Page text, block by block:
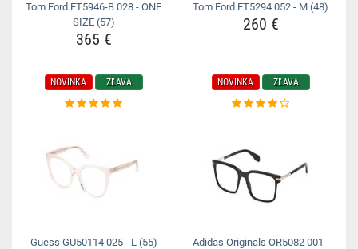
Tom Ford FT5946-B 028 - ONE
SIZE (57)
365 €
Tom Ford FT5294 052 - M (48)
260 €
NOVINKA ZĽAVA
Guess GU50114 025 - L (55)
NOVINKA ZĽAVA
Adidas Originals OR5082 001 -